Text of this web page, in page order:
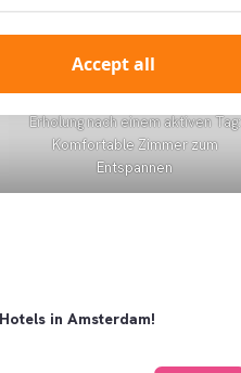
Erholung nach einem aktiven Tag:
Komfortable Zimmer zum
Entspannen
in Amsterdam!
Accept all